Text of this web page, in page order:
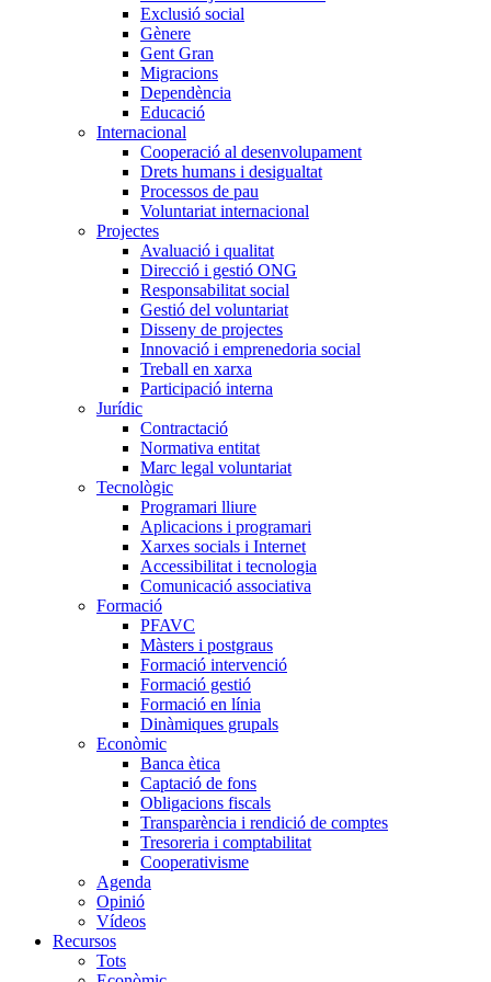
Exclusió social
Gènere
Gent Gran
Migracions
Dependència
Educació
Internacional
Cooperació al desenvolupament
Drets humans i desigualtat
Processos de pau
Voluntariat internacional
Projectes
Avaluació i qualitat
Direcció i gestió ONG
Responsabilitat social
Gestió del voluntariat
Disseny de projectes
Innovació i emprenedoria social
Treball en xarxa
Participació interna
Jurídic
Contractació
Normativa entitat
Marc legal voluntariat
Tecnològic
Programari lliure
Aplicacions i programari
Xarxes socials i Internet
Accessibilitat i tecnologia
Comunicació associativa
Formació
PFAVC
Màsters i postgraus
Formació intervenció
Formació gestió
Formació en línia
Dinàmiques grupals
Econòmic
Banca ètica
Captació de fons
Obligacions fiscals
Transparència i rendició de comptes
Tresoreria i comptabilitat
Cooperativisme
Agenda
Opinió
Vídeos
Recursos
Tots